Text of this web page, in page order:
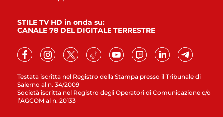
Testata iscritta nel Registro della Stampa presso il Tribunale di
Salerno al n. 34/2009
Società iscritta nel Registro degli Operatori di Comunicazione c/o
l’AGCOM al n. 20133
STILE TV HD in onda su:
CANALE 78 DEL DIGITALE TERRESTRE